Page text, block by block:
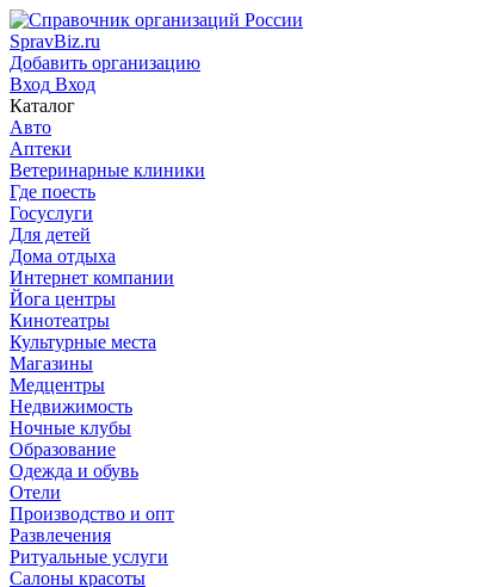
SpravBiz.ru
Добавить организацию
Вход Вход
Каталог
Авто
Аптеки
Ветеринарные клиники
Где поесть
Госуслуги
Для детей
Дома отдыха
Интернет компании
Йога центры
Кинотеатры
Культурные места
Магазины
Медцентры
Недвижимость
Ночные клубы
Образование
Одежда и обувь
Отели
Производство и опт
Развлечения
Ритуальные услуги
Салоны красоты